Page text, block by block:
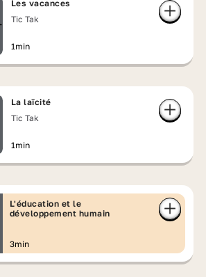
Les vacances
Tic Tak
1min
La laïcité
Tic Tak
1min
L'éducation et le
développement humain
3min